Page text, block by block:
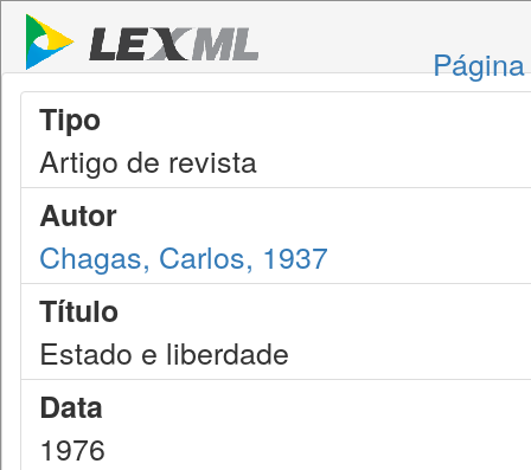
Tipo
Artigo de revista
Autor
Chagas, Carlos, 1937
Título
Estado e liberdade
Data
1976